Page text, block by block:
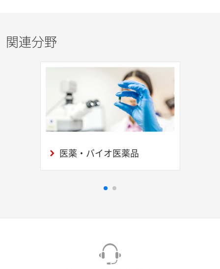
関連分野
医薬・バイオ医薬品